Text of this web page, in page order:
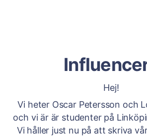
Hej!
Vi heter Oscar Petersson och
och vi är är studenter på
Vi håller just nu på att skriva